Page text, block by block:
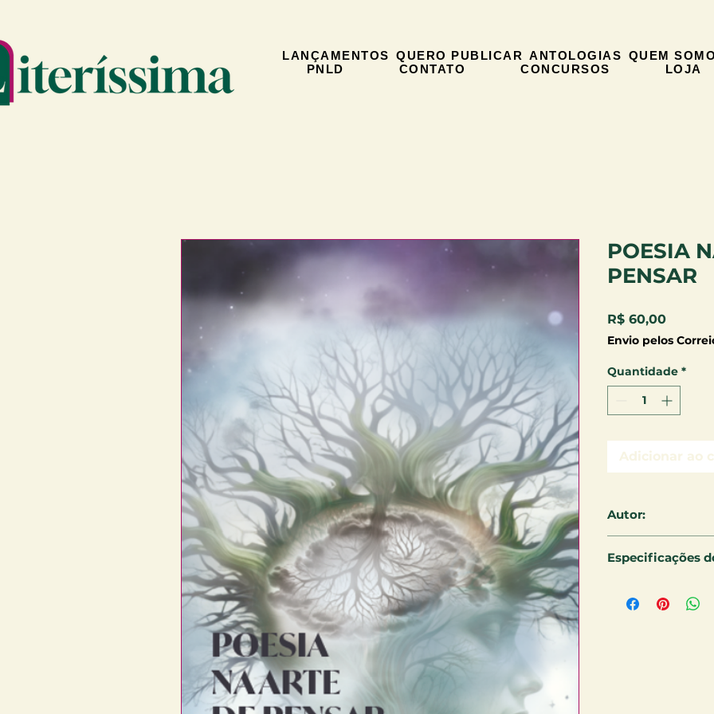
LANÇAMENTOS QUERO PUBLICAR ANTOLOGIAS QUEM
PNLD
CONTATO CONCURSOS LOJA
POESIA
PENSAR
R$ 60,00Preço
Envio pelos
Quantidade *
Adicionar ao
Autor:
Especificações